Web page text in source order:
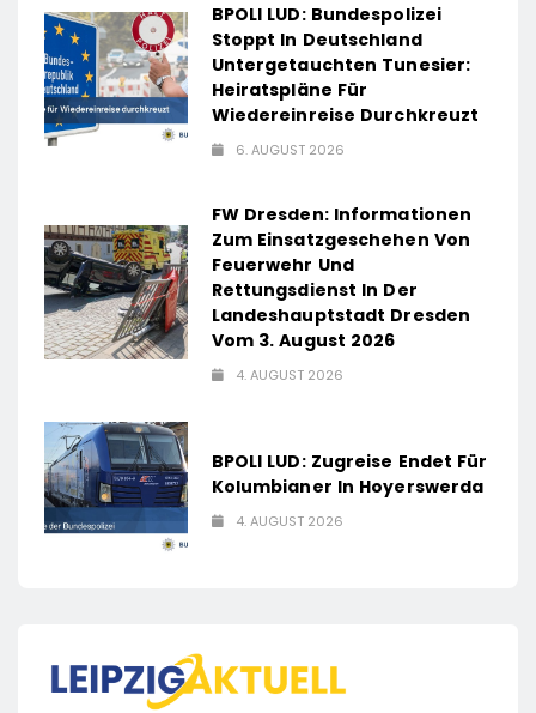
BPOLI LUD: Bundespolizei
Stoppt In Deutschland
Untergetauchten Tunesier:
Heiratspläne Für
Wiedereinreise Durchkreuzt
6. AUGUST 2026
FW Dresden: Informationen
Zum Einsatzgeschehen Von
Feuerwehr Und
Rettungsdienst In Der
Landeshauptstadt Dresden
Vom 3. August 2026
4. AUGUST 2026
BPOLI LUD: Zugreise Endet Für
Kolumbianer In Hoyerswerda
4. AUGUST 2026